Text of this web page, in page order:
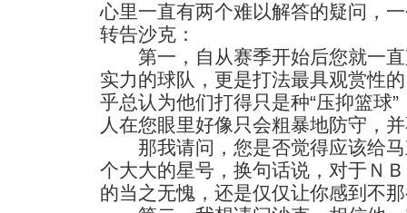
心里一直有两个难以解答的疑问，
转告沙克：
第一，自从赛季开始后您就一直
实力的球队，更是打法最具观赏性
乎总认为他们打得只是种“压抑篮球
人在您眼里好像只会粗暴地防守，
那我请问，您是否觉得应该给马
个大大的星号，换句话说，对于Ｎ
的当之无愧，还是仅仅让你感到不